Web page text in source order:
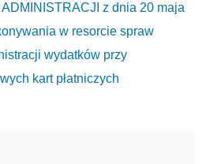
z dnia 20 maja
w resorcie spraw
wydatków przy
kart płatniczych